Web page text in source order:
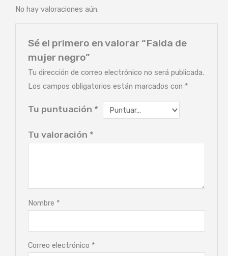
No hay valoraciones aún.
Sé el primero en valorar “Falda de
mujer negro”
Tu dirección de correo electrónico no será publicada.
Los campos obligatorios están marcados con *
Tu puntuación *
Tu valoración *
Nombre *
Correo electrónico *